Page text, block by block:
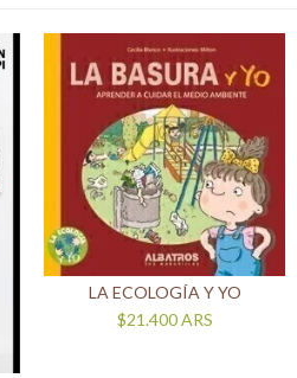
LA ECOLOGÍA Y YO
$21.400ARS